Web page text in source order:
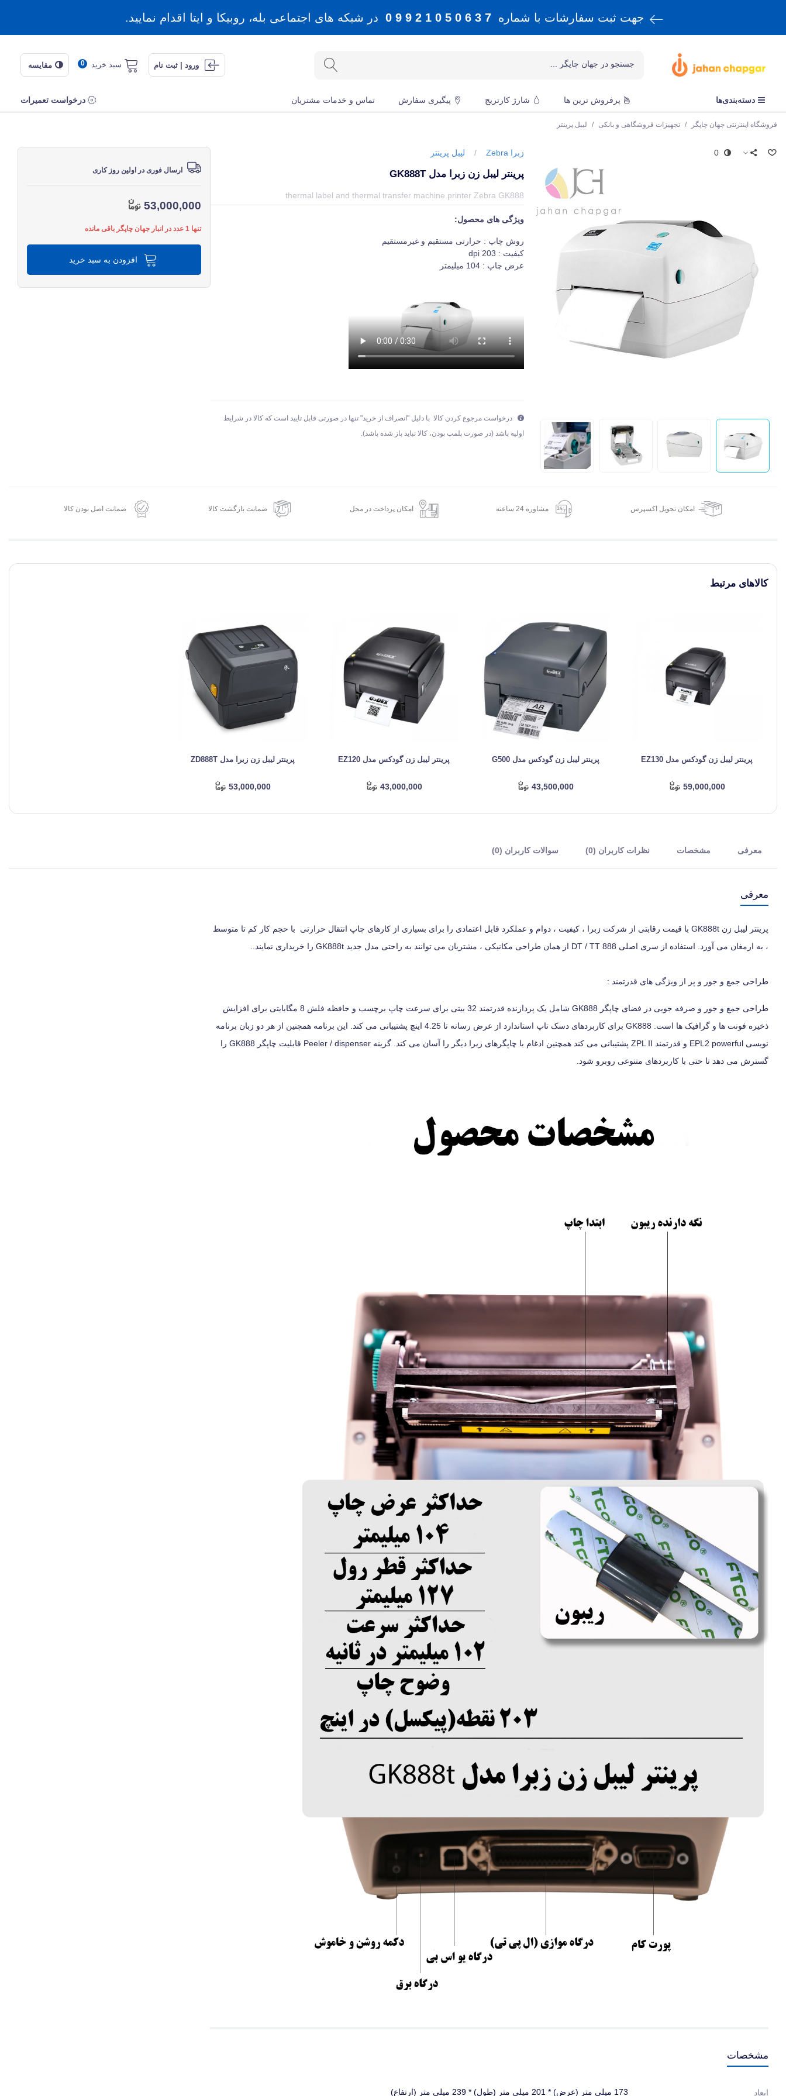
جهت ثبت سفارشات با شماره 7 3 6 0 5 0 1 2 9 9 0 در شبکه های اجتماعی بله، روبیکا و ایتا اقدام نمایید.
ورود | ثبت نام 0 سبد خرید مقایسه
دسته‌بندی‌ها پرفروش ترین ها شارژ کارتریج پیگیری سفارش تماس و خدمات مشتریان درخواست تعمیرات
فروشگاه اینترنتی جهان چاپگر / تجهیزات فروشگاهی و بانکی / لیبل پرینتر
0 زبرا Zebra / لیبل پرینتر
پرینتر لیبل زن زبرا مدل GK888T
thermal label and thermal transfer machine printer Zebra GK888
ویژگی های محصول:
روش چاپ : حرارتی مستقیم و غیرمستقیم
کیفیت : 203 dpi
عرض چاپ : 104 میلیمتر
درخواست مرجوع کردن کالا با دلیل "انصراف از خرید" تنها در صورتی قابل تایید است که کالا در شرایط
اولیه باشد (در صورت پلمپ بودن، کالا نباید باز شده باشد).
ارسال فوری در اولین روز کاری
53,000,000
تنها 1 عدد در انبار جهان چاپگر باقی مانده
افزودن به سبد خرید
امکان تحویل اکسپرس مشاوره 24 ساعته امکان پرداخت در محل ضمانت بازگشت کالا ضمانت اصل بودن کالا
کالاهای مرتبط
پرینتر لیبل زن گودکس مدل EZ130
59,000,000
پرینتر لیبل زن گودکس مدل G500
43,500,000
پرینتر لیبل زن گودکس مدل EZ120
43,000,000
پرینتر لیبل زن زبرا مدل ZD888T
53,000,000
معرفی مشخصات نظرات کاربران (0) سوالات کاربران (0)
معرفی
پرینتر لیبل زن GK888t با قیمت رقابتی از شرکت زبرا ، کیفیت ، دوام و عملکرد قابل اعتمادی را برای بسیاری از کارهای چاپ انتقال حرارتی با حجم کار کم تا متوسط ​​
، به ارمغان می آورد. استفاده از سری اصلی 888 DT / TT از همان طراحی مکانیکی ، مشتریان می توانند به راحتی مدل جدید GK888t را خریداری نمایند..
طراحی جمع و جور و پر از ویژگی های قدرتمند :
طراحی جمع و جور و صرفه جویی در فضای چاپگر GK888 شامل یک پردازنده قدرتمند 32 بیتی برای سرعت چاپ برچسب و حافظه فلش 8 مگابایتی برای افزایش
ذخیره فونت ها و گرافیک ها است. GK888 برای کاربردهای دسک تاپ استاندارد از عرض رسانه تا 4.25 اینچ پشتیبانی می کند. این برنامه همچنین از هر دو زبان برنامه
نویسی EPL2 powerful و قدرتمند ZPL II پشتیبانی می کند همچنین ادغام با چاپگرهای زبرا دیگر را آسان می کند. گزینه Peeler / dispenser قابلیت چاپگر GK888 را
گسترش می دهد تا حتی با کاربردهای متنوعی روبرو شود.
مشخصات
ابعاد 173 میلی متر (عرض) * 201 میلی متر (طول) * 239 میلی متر (ارتفاع)